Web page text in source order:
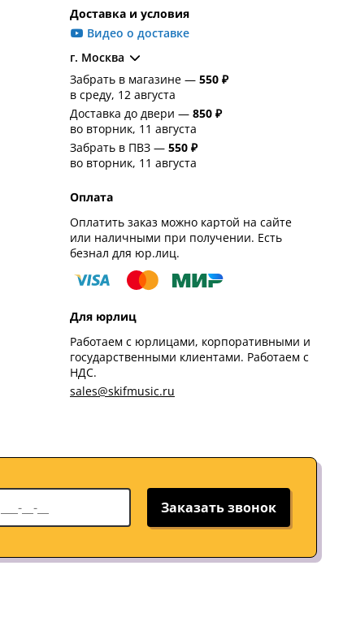
Доставка и условия
Видео о доставке
г. Москва
Забрать в магазине — 550 ₽
в среду, 12 августа
Доставка до двери — 850 ₽
во вторник, 11 августа
Забрать в ПВЗ — 550 ₽
во вторник, 11 августа
Оплата
Оплатить заказ можно картой на сайте
или наличными при получении. Есть
безнал для юр.лиц.
Для юрлиц
Работаем с юрлицами, корпоративными и
государственными клиентами. Работаем с
НДС.
sales@skifmusic.ru
Заказать звонок